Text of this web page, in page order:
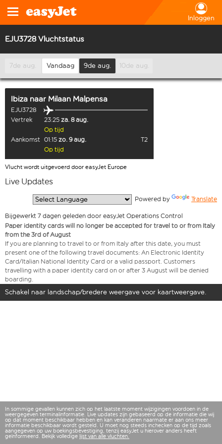
Inloggen
EJU3728 Vluchtstatus
7de aug. Vandaag 9de aug. 10de aug.
Ibiza naar Milaan Malpensa
EJU3728
Vertrek
23:25 za. 8 aug.
Op tijd
Aankomst 01:15 zo. 9 aug.
T2
Op tijd
Vlucht wordt uitgevoerd door easyJet Europe
Live Updates
Powered by Translate
Bijgewerkt 7 dagen geleden door easyJet Operations Control
Paper identity cards will no longer be accepted for travel to or from Italy
from the 3rd of August
If you are planning to travel to or from Italy after this date, you must
present one of the following travel documents: An Electronic Identity
Card/Italian National Identity Card or a valid passport. Customers
travelling with a paper identity card on or after 3 August will be denied
boarding.
Schakel naar landschap/bredere weergave voor kaartweergave.
In sommige gevallen kunnen zich op het laatste moment wijzigingen voordoen in de
weergegeven terminalinformatie. Live updates zijn gebaseerd op de informatie die wij
op dat moment beschikbaar hebben en kan veranderen naarmate er aan ons meer
informatie beschikbaar wordt gesteld. U moet nog steeds inchecken op de tijd zoals
aangegeven op uw boekingsbevestiging, tenzij easyJet u hierover anders heeft
geïnformeerd. Bekijk volledige lijst van alle vluchten.